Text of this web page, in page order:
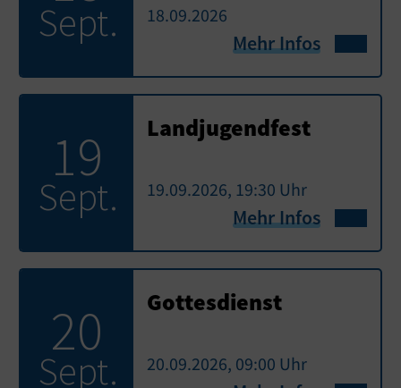
Sept. 18.09.2026
Mehr Infos
19
Sept.
Landjugendfest
19.09.2026, 19:30 Uhr
Mehr Infos
20
Sept.
Gottesdienst
20.09.2026, 09:00 Uhr